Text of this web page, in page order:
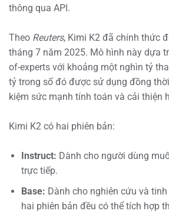
thông qua API.
Theo Reuters, Kimi K2 đã chính thức
tháng 7 năm 2025. Mô hình này dựa
of-experts với khoảng một nghìn tỷ
tỷ trong số đó được sử dụng đồng
kiệm sức mạnh tính toán và cải thiện
Kimi K2 có hai phiên bản:
Instruct: Dành cho người dùng
trực tiếp.
Base: Dành cho nghiên cứu và
hai phiên bản đều có thể tích hợp